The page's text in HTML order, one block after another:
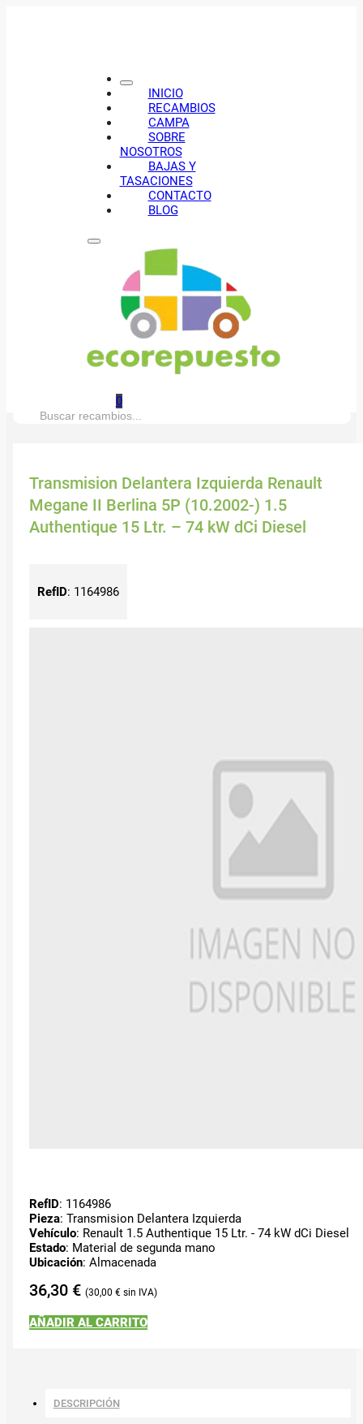
INICIO
RECAMBIOS
CAMPA
SOBRE
NOSOTROS
BAJAS Y
TASACIONES
CONTACTO
BLOG
0
Buscar:
Transmision Delantera Izquierda Renault
Megane II Berlina 5P (10.2002-) 1.5
Authentique 15 Ltr. – 74 kW dCi Diesel
RefID: 1164986
RefID: 1164986
Pieza: Transmision Delantera Izquierda
Vehículo: Renault 1.5 Authentique 15 Ltr. - 74 kW dCi Diesel
Estado: Material de segunda mano
Ubicación: Almacenada
36,30 € 30,00 €
AÑADIR AL CARRITO
DESCRIPCIÓN